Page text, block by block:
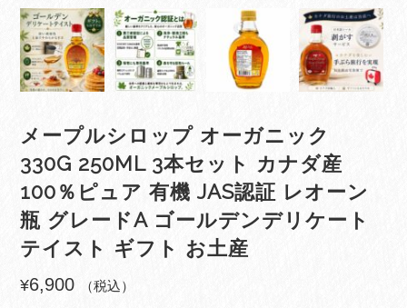
メープルシロップ オーガニック
330G 250ML 3本セット カナダ産
100％ピュア 有機 JAS認証 レオーン
瓶 グレードA ゴールデンデリケート
テイスト ギフト お土産
¥6,900 （税込）